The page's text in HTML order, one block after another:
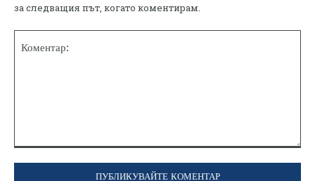
за следващия път, когато коментирам.